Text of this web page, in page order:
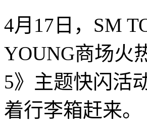
4月17日，SM
YOUNG商场火
5》主题快闪活
着行李箱赶来。